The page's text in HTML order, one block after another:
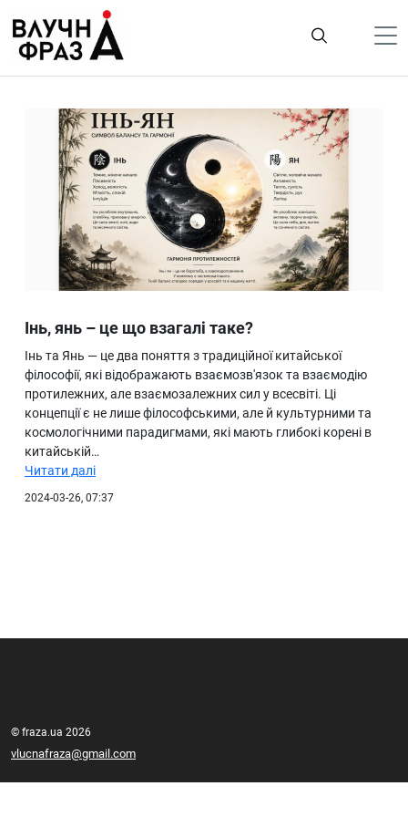
содержимому
Гроші
Життя
Лайфстайл
ТехноНаука
Людина
Ukraine
Про нас
Інь, янь – це що взагалі таке?
Інь та Янь — це два поняття з традиційної китайської
філософії, які відображають взаємозв'язок та взаємодію
протилежних, але взаємозалежних сил у всесвіті. Ці
концепції є не лише філософськими, але й культурними та
космологічними парадигмами, які мають глибокі корені в
китайській…
Читати далі
2024-03-26, 07:37
© fraza.ua 2026
vlucnafraza@gmail.com